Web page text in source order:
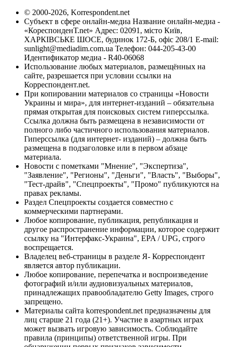
© 2000-2026, Korrespondent.net
Субъект в сфере онлайн-медиа Название онлайн-медиа -
«КореспонденТ.net» Адрес: 02091, місто Київ,
ХАРКІВСЬКЕ ШОСЕ, будинок 172-Б, офіс 208/1 E-mail:
sunlight@mediadim.com.ua Телефон: 044-205-43-00
Идентификатор медиа - R40-06068
Использование любых материалов, размещённых на
сайте, разрешается при условии ссылки на
Корреспондент.net.
При копировании материалов со страницы «Новости
Украины и мира», для интернет-изданий – обязательна
прямая открытая для поисковых систем гиперссылка.
Ссылка должна быть размещена в независимости от
полного либо частичного использования материалов.
Гиперссылка (для интернет- изданий) – должна быть
размещена в подзаголовке или в первом абзаце
материала.
Новости с пометками "Мнение", "Экспертиза",
"Заявление", "Регионы", "Деньги", "Власть", "Выборы",
"Тест-драйв", "Спецпроекты", "Промо" публикуются на
правах рекламы.
Раздел Спецпроекты создается совместно с
коммерческими партнерами.
Любое копирование, публикация, републикация и
другое распространение информации, которое содержит
ссылку на "Интерфакс-Украина", EPA / UPG, строго
воспрещается.
Владелец веб-страницы в разделе Я- Корреспондент
является автор публикации.
Любое копирование, перепечатка и воспроизведение
фотографий и/или аудиовизуальных материалов,
принадлежащих правообладателю Getty Images, строго
запрещено.
Материалы сайта korrespondent.net предназначены для
лиц старше 21 года (21+). Участие в азартных играх
может вызвать игровую зависимость. Соблюдайте
правила (принципы) ответственной игры. При